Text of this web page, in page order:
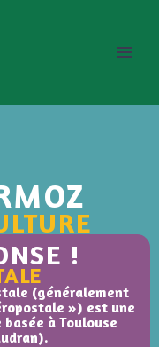
!
(généralement
») est une
à Toulouse